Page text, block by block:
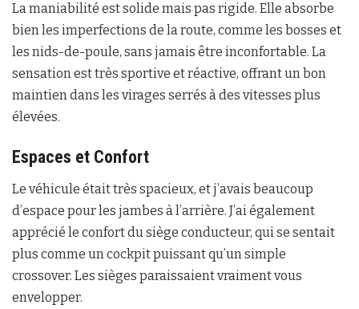
La maniabilité est solide mais pas rigide. Elle absorbe
bien les imperfections de la route, comme les bosses et
les nids-de-poule, sans jamais être inconfortable. La
sensation est très sportive et réactive, offrant un bon
maintien dans les virages serrés à des vitesses plus
élevées.
Espaces et Confort
Le véhicule était très spacieux, et j’avais beaucoup
d’espace pour les jambes à l’arrière. J’ai également
apprécié le confort du siège conducteur, qui se sentait
plus comme un cockpit puissant qu’un simple
crossover. Les sièges paraissaient vraiment vous
envelopper.